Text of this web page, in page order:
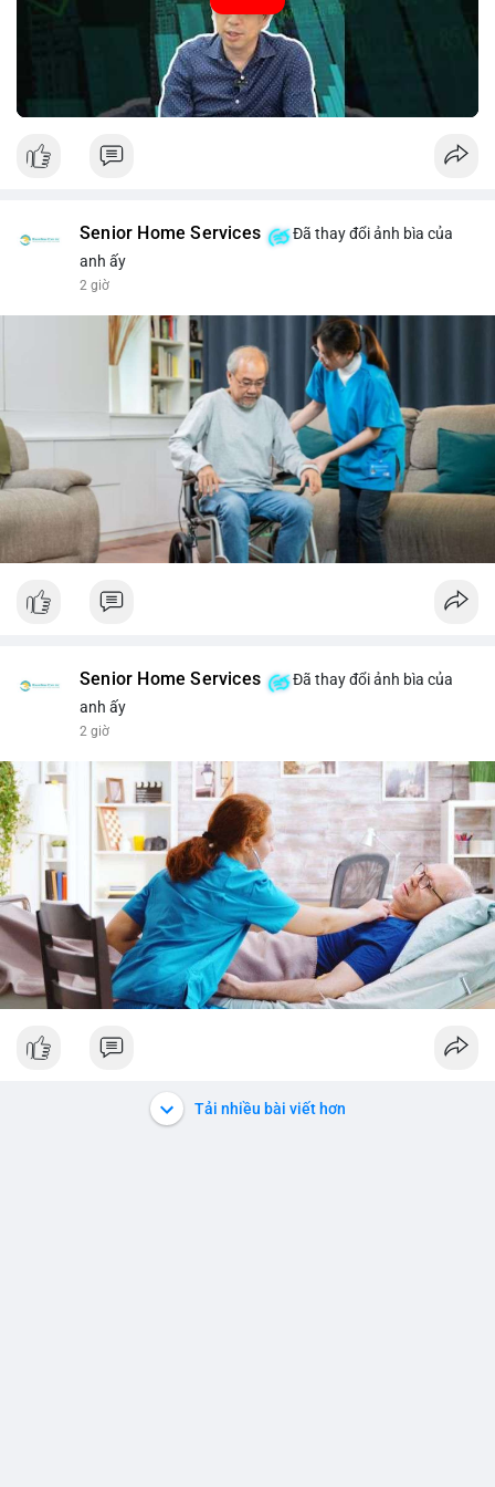
#whalemove #vilanh #btcmempool
Senior Home Services
Đã thay đổi ảnh bìa của
anh ấy
2 giờ
Senior Home Services
Đã thay đổi ảnh bìa của
anh ấy
2 giờ
Tải nhiều bài viết hơn